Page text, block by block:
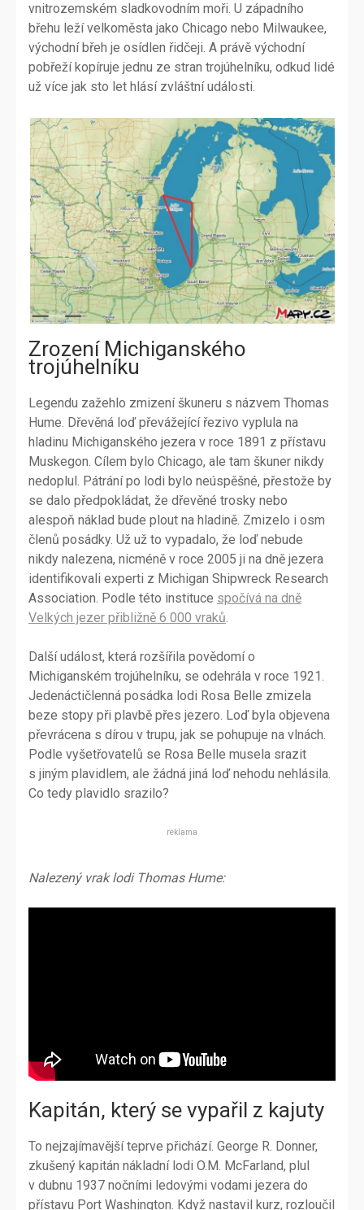
vnitrozemském sladkovodním moři. U západního
břehu leží velkoměsta jako Chicago nebo Milwaukee,
východní břeh je osídlen řidčeji. A právě východní
pobřeží kopíruje jednu ze stran trojúhelníku, odkud lidé
už více jak sto let hlásí zvláštní události.
Zrození Michiganského
trojúhelníku
Legendu zažehlo zmizení škuneru s názvem Thomas
Hume. Dřevěná loď převážející řezivo vyplula na
hladinu Michiganského jezera v roce 1891 z přístavu
Muskegon. Cílem bylo Chicago, ale tam škuner nikdy
nedoplul. Pátrání po lodi bylo neúspěšné, přestože by
se dalo předpokládat, že dřevěné trosky nebo
alespoň náklad bude plout na hladině. Zmizelo i osm
členů posádky. Už už to vypadalo, že loď nebude
nikdy nalezena, nicméně v roce 2005 ji na dně jezera
identifikovali experti z Michigan Shipwreck Research
Association. Podle této instituce spočívá na dně
Velkých jezer přibližně 6 000 vraků.
Další událost, která rozšířila povědomí o
Michiganském trojúhelníku, se odehrála v roce 1921.
Jedenáctičlenná posádka lodi Rosa Belle zmizela
beze stopy při plavbě přes jezero. Loď byla objevena
převrácena s dírou v trupu, jak se pohupuje na vlnách.
Podle vyšetřovatelů se Rosa Belle musela srazit
s jiným plavidlem, ale žádná jiná loď nehodu nehlásila.
Co tedy plavidlo srazilo?
reklama
Nalezený vrak lodi Thomas Hume:
Kapitán, který se vypařil z kajuty
To nejzajímavější teprve přichází. George R. Donner,
zkušený kapitán nákladní lodi O.M. McFarland, plul
v dubnu 1937 nočními ledovými vodami jezera do
přístavu Port Washington. Když nastavil kurz, rozloučil